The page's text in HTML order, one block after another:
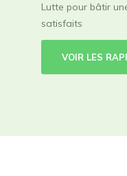
Lutte pour bâtir
satisfaits
VOIR LES